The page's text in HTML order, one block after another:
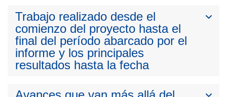
Trabajo realizado desde el
comienzo del proyecto hasta el
final del período abarcado por el
informe y los principales
resultados hasta la fecha